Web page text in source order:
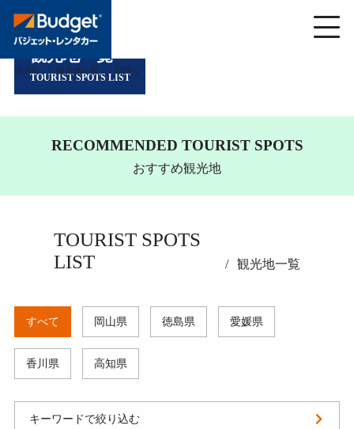
観光地一覧
TOURIST SPOTS LIST
HOME 観光地一覧 日帰り
RECOMMENDED TOURIST SPOTS
おすすめ観光地
TOURIST SPOTS
LIST
観光地一覧
すべて 岡山県 徳島県 愛媛県
香川県 高知県
キーワードで絞り込む